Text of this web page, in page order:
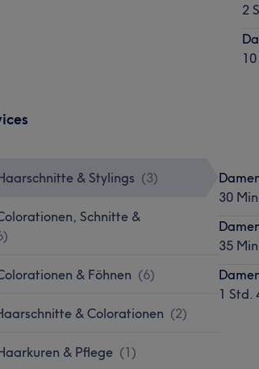
2
& Stylings (3)
Schnitte &
)
& Föhnen (6)
& Colorationen (2)
& Pflege (1)
30
35
1 Std.